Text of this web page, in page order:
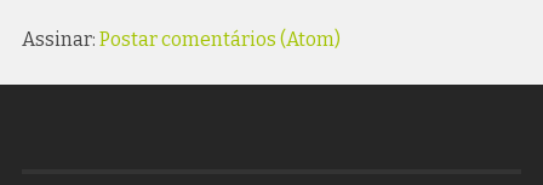
Assinar: Postar comentários (Atom)